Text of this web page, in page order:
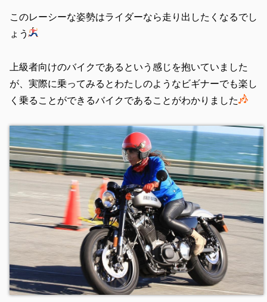
このレーシーな姿勢はライダーなら走り出したくなるでし
ょう
上級者向けのバイクであるという感じを抱いていました
が、実際に乗ってみるとわたしのようなビギナーでも楽し
く乗ることができるバイクであることがわかりました